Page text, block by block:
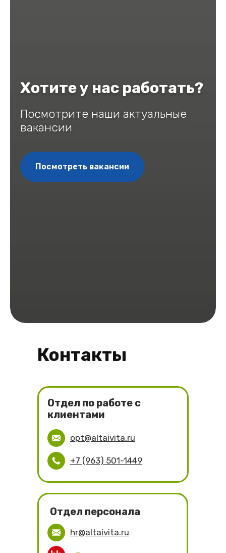
Хотите у нас работать?
Посмотрите наши актуальные
вакансии
Посмотреть вакансии
Контакты
Отдел персонала
Отдел по работе с
клиентами
hr@altaivita.ru
opt@altaivita.ru
+7 (963) 501-1449